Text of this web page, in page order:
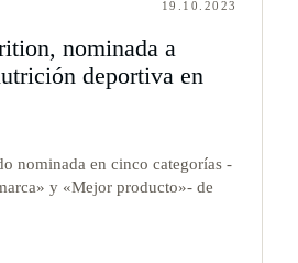
19.10.2023
nominada a
deportiva en
nominada en cinco categorías -
y «Mejor producto»- de